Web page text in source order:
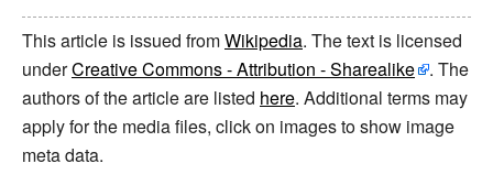
This article is issued fromWikipedia. The text is licensed
underCreative Commons - Attribution - Sharealike
. The
authors of the article are listed here. Additional terms may
apply for the media files, click on images to show image
meta data.